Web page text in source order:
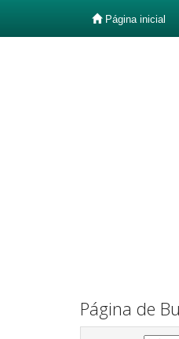
Página inicial
Página de